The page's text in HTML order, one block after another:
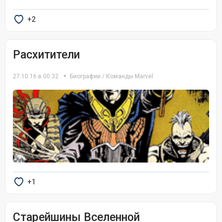
+2
Расхитители
27.10.16 в 00:32 Биографии / Команды Marvel
+1
Старейшины Вселенной